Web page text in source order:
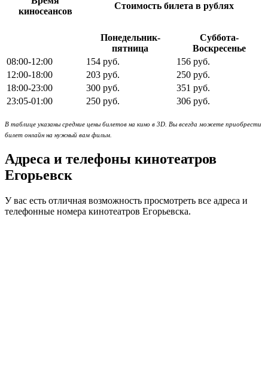
киносеансов
Стоимость билета в рублях
Понедельник-
пятница
Суббота-
Воскресенье
08:00-12:00
154 руб.
156 руб.
12:00-18:00
203 руб.
250 руб.
18:00-23:00
300 руб.
351 руб.
23:05-01:00
250 руб. 306 руб.
В таблице указаны средние цены билетов на кино в 3D. Вы всегда можете приобрести
билет онлайн на нужный вам фильм.
Адреса и телефоны кинотеатров
Егорьевск
У вас есть отличная возможность просмотреть все адреса и
телефонные номера кинотеатров Егорьевска.